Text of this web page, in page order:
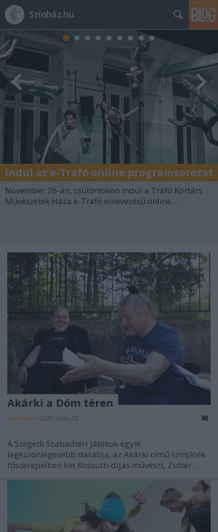
Színház.hu
Indul az e-Trafó online programsorozat
November 26-án, csütörtökön indul a Trafó Kortárs
Művészetek Háza e-Trafó elnevezésű online...
Akárki a Dóm téren
mtothorsi • 2020. július 23.
A Szegedi Szabadtéri Játékok egyik
legkülönlegesebb darabja, az Akárki című színjáték
főszerepeiben két Kossuth-díjas művészt, Zsótér ...